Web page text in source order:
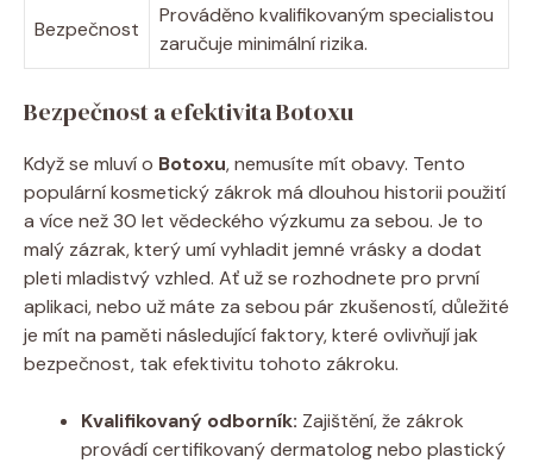
Bezpečnost
Prováděno kvalifikovaným specialistou
zaručuje minimální rizika.
Bezpečnost a efektivita Botoxu
Když se mluví o Botoxu, nemusíte mít obavy. Tento
populární kosmetický zákrok má dlouhou historii použití
a více než 30 let vědeckého výzkumu za sebou. Je to
malý zázrak, který umí vyhladit jemné vrásky a dodat
pleti mladistvý vzhled. Ať už se rozhodnete pro první
aplikaci, nebo už máte za sebou pár zkušeností, důležité
je mít na paměti následující faktory, které ovlivňují jak
bezpečnost, tak efektivitu tohoto zákroku.
Kvalifikovaný odborník: Zajištění, že zákrok
provádí certifikovaný dermatolog nebo plastický